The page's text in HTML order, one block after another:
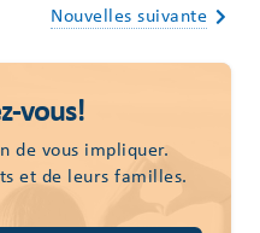
Nouvelles suivante
vous!
de vous impliquer.
et de leurs familles.